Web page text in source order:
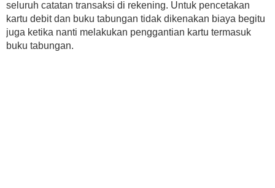
seluruh catatan transaksi di rekening. Untuk pencetakan
kartu debit dan buku tabungan tidak dikenakan biaya begitu
juga ketika nanti melakukan penggantian kartu termasuk
buku tabungan.